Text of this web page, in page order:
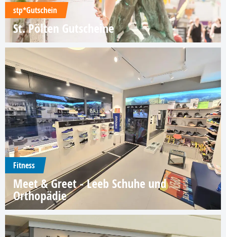
stp*Gutschein
St. Pölten Gutscheine
Fitness
Meet & Greet - Leeb Schuhe und
Orthopädie